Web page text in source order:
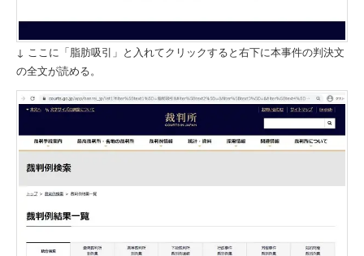
↓ ここに「脂肪吸引」と入れてクリックすると右下に本事件の判決文
の全文が読める。